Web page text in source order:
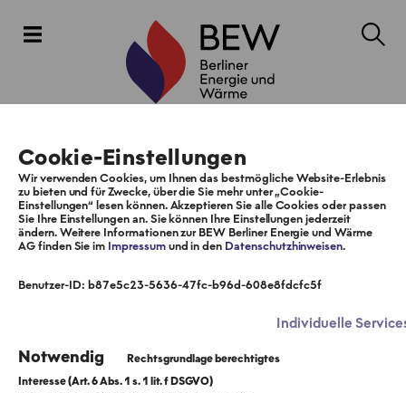
Cookie-Einstellungen
Wir verwenden Cookies, um Ihnen das bestmögliche Website-Erlebnis
zu bieten und für Zwecke, über die Sie mehr unter „Cookie-
Einstellungen“ lesen können. Akzeptieren Sie alle Cookies oder passen
Sie Ihre Einstellungen an. Sie können Ihre Einstellungen jederzeit
ändern. Weitere Informationen zur BEW Berliner Energie und Wärme
AG finden Sie im Impressumund in den Datenschutzhinweisen.
Benutzer-ID: b87e5c23-5636-47fc-b96d-608e8fdcfc5f
Individuelle
Notwendig